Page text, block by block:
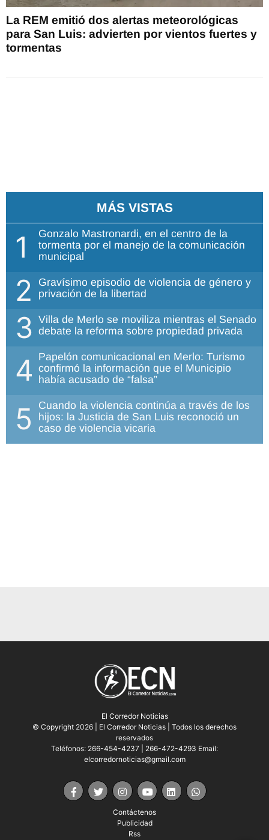
La REM emitió dos alertas meteorológicas
para San Luis: advierten por vientos fuertes y
tormentas
MÁS VISTAS
1
Gonzalo Mastronardi, en el centro de la
tormenta por el manejo de la comunicación
municipal
2
Gravísimo episodio de violencia de género y
privación de la libertad
3 Villa de Merlo se moviliza mientras el Senado
debate la reforma sobre propiedad privada
4 Papelón comunicacional en Merlo: Turismo
confirmó la información que el Municipio
había acusado de “falsa”
5
Cuando la violencia continúa a través de los
hijos: la Justicia de San Luis reconoció un
caso de violencia vicaria
El Corredor Noticias
© Copyright 2026 | El Corredor Noticias | Todos los derechos
reservados
Teléfonos: 266-454-4237 | 266-472-4293 Email:
elcorredornoticias@gmail.com
Contáctenos
Publicidad
Rss